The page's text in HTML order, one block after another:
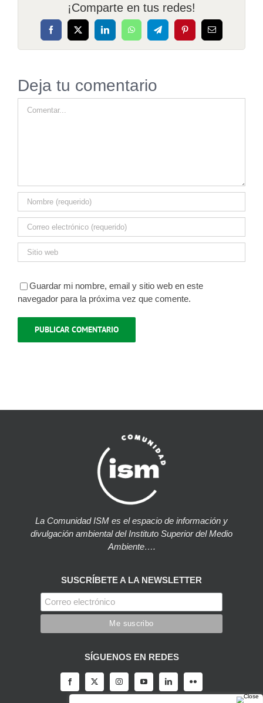
¡Comparte en tus redes!
Facebook
X LinkedInWhatsAppTelegramPinterestCorreo
electrónico
Deja tu comentario
Guardar mi nombre, email y sitio web en este
navegador para la próxima vez que comente.
La Comunidad ISM es el espacio de información y
divulgación ambiental del Instituto Superior del Medio
Ambiente….
SUSCRÍBETE A LA NEWSLETTER
SÍGUENOS EN REDES